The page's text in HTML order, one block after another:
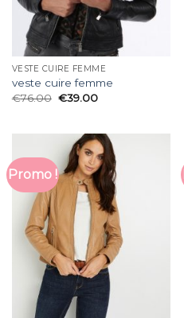
VESTE CUIRE FEMME
veste cuire femme
€76.00 €39.00
Promo !